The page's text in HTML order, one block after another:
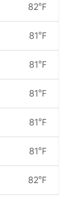
82°F
81°F
81°F
81°F
81°F
81°F
82°F